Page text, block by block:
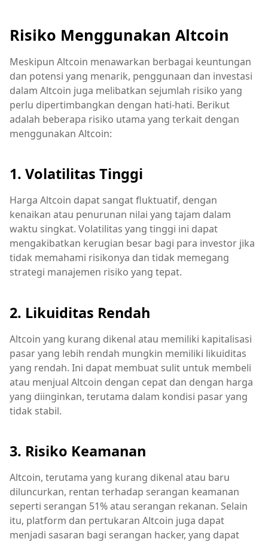
Risiko Menggunakan Altcoin
Meskipun Altcoin menawarkan berbagai keuntungan
dan potensi yang menarik, penggunaan dan investasi
dalam Altcoin juga melibatkan sejumlah risiko yang
perlu dipertimbangkan dengan hati-hati. Berikut
adalah beberapa risiko utama yang terkait dengan
menggunakan Altcoin:
1. Volatilitas Tinggi
Harga Altcoin dapat sangat fluktuatif, dengan
kenaikan atau penurunan nilai yang tajam dalam
waktu singkat. Volatilitas yang tinggi ini dapat
mengakibatkan kerugian besar bagi para investor jika
tidak memahami risikonya dan tidak memegang
strategi manajemen risiko yang tepat.
2. Likuiditas Rendah
Altcoin yang kurang dikenal atau memiliki kapitalisasi
pasar yang lebih rendah mungkin memiliki likuiditas
yang rendah. Ini dapat membuat sulit untuk membeli
atau menjual Altcoin dengan cepat dan dengan harga
yang diinginkan, terutama dalam kondisi pasar yang
tidak stabil.
3. Risiko Keamanan
Altcoin, terutama yang kurang dikenal atau baru
diluncurkan, rentan terhadap serangan keamanan
seperti serangan 51% atau serangan rekanan. Selain
itu, platform dan pertukaran Altcoin juga dapat
menjadi sasaran bagi serangan hacker, yang dapat